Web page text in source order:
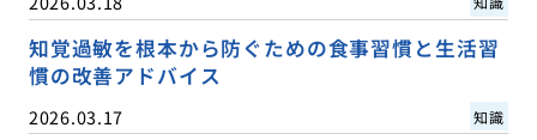
知覚過敏を根本から防ぐための食事習慣と生活習
慣の改善アドバイス
2026.03.17 知識